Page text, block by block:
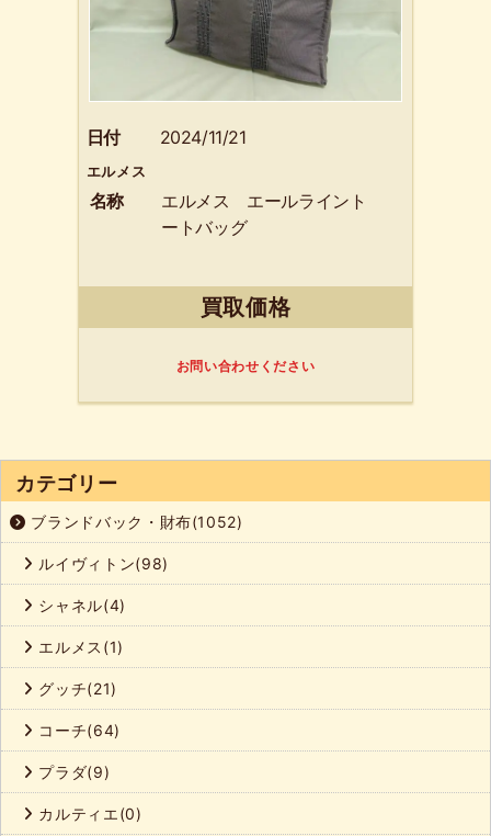
日付 2024/11/21
エルメス
名称
エルメス エールライント
ートバッグ
買取価格
お問い合わせください
カテゴリー
ブランドバック・財布(1052)
ルイヴィトン(98)
シャネル(4)
エルメス(1)
グッチ(21)
コーチ(64)
プラダ(9)
カルティエ(0)